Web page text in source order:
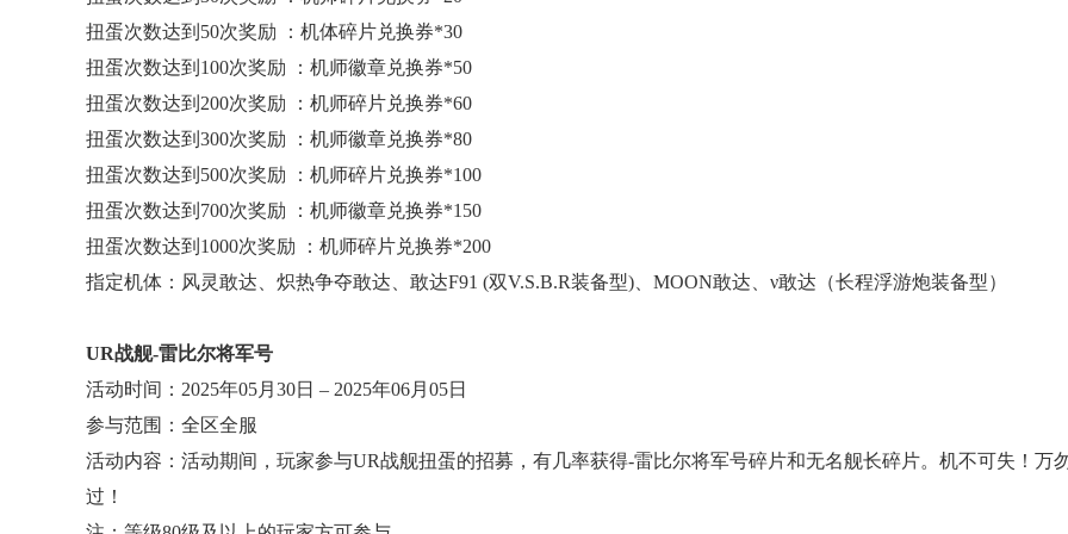
扭蛋次数达到50次奖励 ：机体碎片兑换券*30
扭蛋次数达到100次奖励 ：机师徽章兑换券*50
扭蛋次数达到200次奖励 ：机师碎片兑换券*60
扭蛋次数达到300次奖励 ：机师徽章兑换券*80
扭蛋次数达到500次奖励 ：机师碎片兑换券*100
扭蛋次数达到700次奖励 ：机师徽章兑换券*150
扭蛋次数达到1000次奖励 ：机师碎片兑换券*200
指定机体：风灵敢达、炽热争夺敢达、敢达F91 (双V.S.B.R装备型)、MOON敢达、ν敢达（长程浮游炮装备型）
UR战舰-雷比尔将军号
活动时间：2025年05月30日 – 2025年06月05日
参与范围：全区全服
活动内容：活动期间，玩家参与UR战舰扭蛋的招募，有几率获得-雷比尔将军号碎片和无名舰长碎片。机不可失！万
过！